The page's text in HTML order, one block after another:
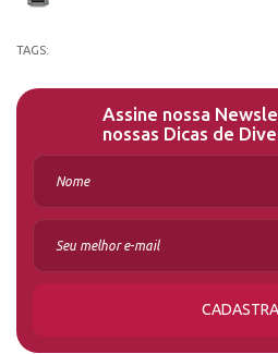
TAGS:
Assine nossa
nossas Dicas de